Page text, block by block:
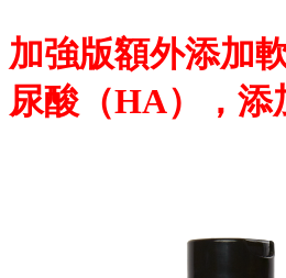
加強版額外添加
尿酸（HA），添